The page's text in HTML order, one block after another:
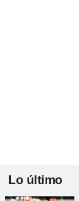
Lo último